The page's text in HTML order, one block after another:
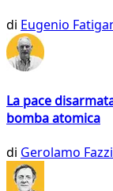
di Eugenio
La pace
bomba atomica
di Gerolamo